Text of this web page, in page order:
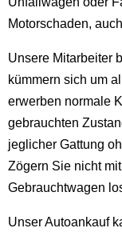
Motorschaden,
Unsere Mitarbeiter
kümmern sich um
erwerben normale
gebrauchten
jeglicher Gattung
Zögern Sie nicht
Gebrauchtwagen
Unser Autoankauf